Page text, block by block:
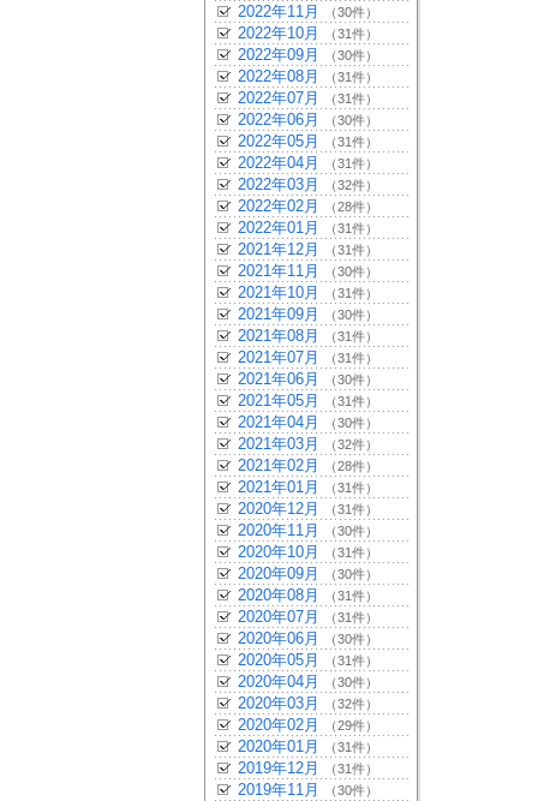
2022年11月 （30件）
2022年10月 （31件）
2022年09月 （30件）
2022年08月 （31件）
2022年07月 （31件）
2022年06月 （30件）
2022年05月 （31件）
2022年04月 （31件）
2022年03月 （32件）
2022年02月 （28件）
2022年01月 （31件）
2021年12月 （31件）
2021年11月 （30件）
2021年10月 （31件）
2021年09月 （30件）
2021年08月 （31件）
2021年07月 （31件）
2021年06月 （30件）
2021年05月 （31件）
2021年04月 （30件）
2021年03月 （32件）
2021年02月 （28件）
2021年01月 （31件）
2020年12月 （31件）
2020年11月 （30件）
2020年10月 （31件）
2020年09月 （30件）
2020年08月 （31件）
2020年07月 （31件）
2020年06月 （30件）
2020年05月 （31件）
2020年04月 （30件）
2020年03月 （32件）
2020年02月 （29件）
2020年01月 （31件）
2019年12月 （31件）
2019年11月 （30件）